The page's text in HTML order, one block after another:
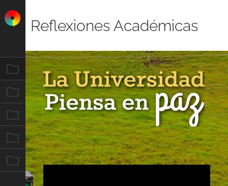
Inicio
Historia de paz
Opinión
Cátedra de paz
Entorno
Reflexiones Académicas